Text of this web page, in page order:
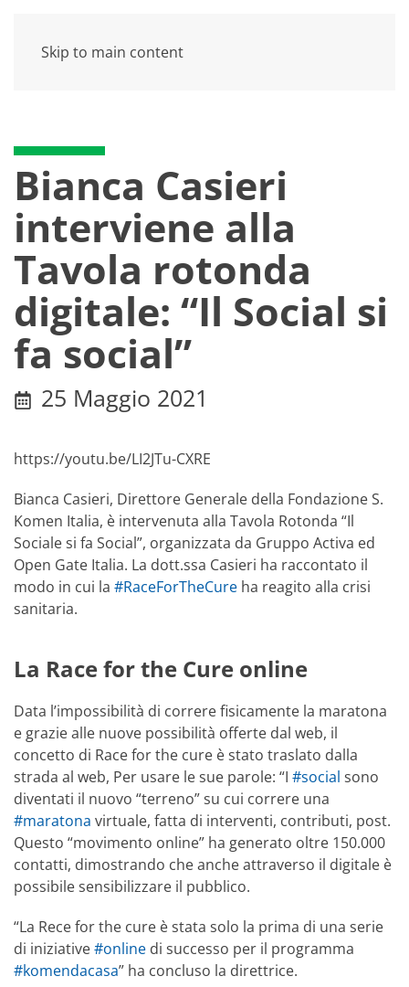
Skip to main content
Bianca Casieri
interviene alla
Tavola rotonda
digitale: “Il Social si
fa social”
25 Maggio 2021
https://youtu.be/LI2JTu-CXRE
Bianca Casieri, Direttore Generale della Fondazione S.
Komen Italia, è intervenuta alla Tavola Rotonda “Il
Sociale si fa Social”, organizzata da Gruppo Activa ed
Open Gate Italia. La dott.ssa Casieri ha raccontato il
modo in cui la #RaceForTheCure ha reagito alla crisi
sanitaria.
La Race for the Cure online
Data l’impossibilità di correre fisicamente la maratona
e grazie alle nuove possibilità offerte dal web, il
concetto di Race for the cure è stato traslato dalla
strada al web, Per usare le sue parole: “I #social sono
diventati il nuovo “terreno” su cui correre una
#maratona virtuale, fatta di interventi, contributi, post.
Questo “movimento online” ha generato oltre 150.000
contatti, dimostrando che anche attraverso il digitale è
possibile sensibilizzare il pubblico.
“La Rece for the cure è stata solo la prima di una serie
di iniziative#online di successo per il programma
#komendacasa” ha concluso la direttrice.